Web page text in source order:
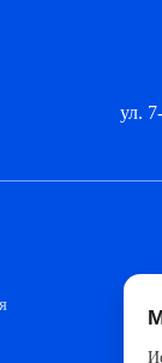
ул.